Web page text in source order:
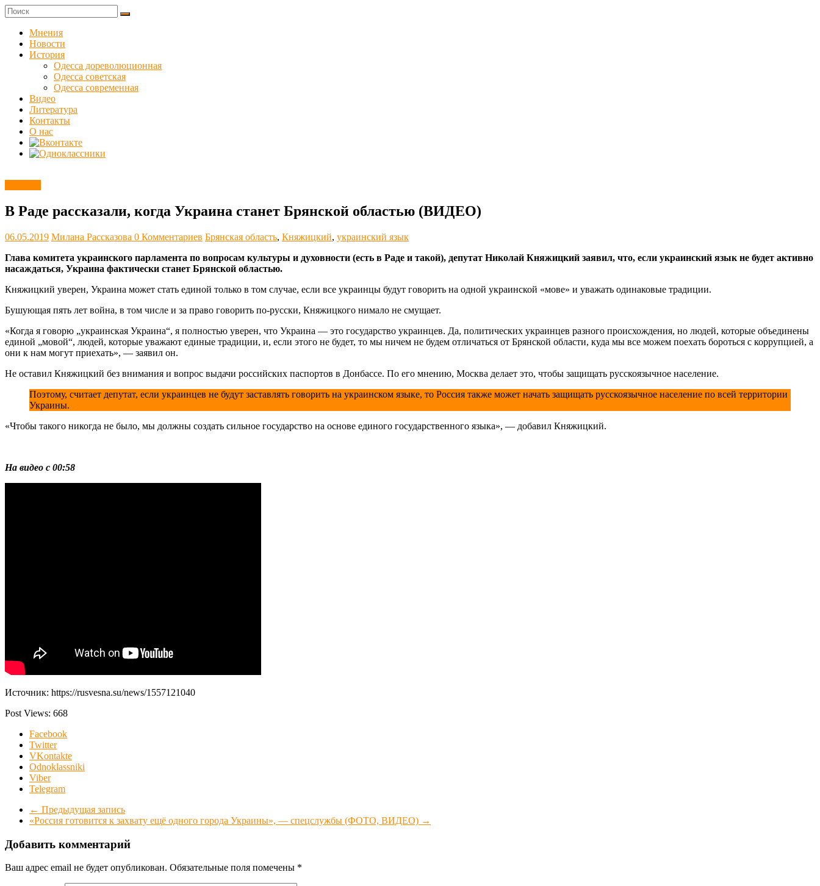
Skip
to
content
Куликовец
Сайт
одесского
сопротивления
Мнения
Новости
История
Одесса дореволюционная
Одесса советская
Одесса современная
Видео
Литература
Контакты
О нас
В Раде рассказали, когда Украина станет Брянской областью (ВИДЕО)
06.05.2019 Милана Рассказова 0 Комментариев Брянская область, Княжицкий, украинский язык
Глава комитета украинского парламента по вопросам культуры и духовности (есть в Раде и такой), депутат Николай Княжицкий заявил, что, если украинский язык не будет активно
насаждаться, Украина фактически станет Брянской областью.
Княжицкий уверен, Украина может стать единой только в том случае, если все украинцы будут говорить на одной украинской «мове» и уважать одинаковые традиции.
Бушующая пять лет война, в том числе и за право говорить по-русски, Княжицкого нимало не смущает.
«Когда я говорю „украинская Украина“, я полностью уверен, что Украина — это государство украинцев. Да, политических украинцев разного происхождения, но людей, которые объединены
единой „мовой“, людей, которые уважают единые традиции, и, если этого не будет, то мы ничем не будем отличаться от Брянской области, куда мы все можем поехать бороться с коррупцией, а
они к нам могут приехать», — заявил он.
Не оставил Княжицкий без внимания и вопрос выдачи российских паспортов в Донбассе. По его мнению, Москва делает это, чтобы защищать русскоязычное население.
Поэтому, считает депутат, если украинцев не будут заставлять говорить на украинском языке, то Россия также может начать защищать русскоязычное население по всей территории
Украины.
«Чтобы такого никогда не было, мы должны создать сильное государство на основе единого государственного языка», — добавил Княжицкий.
На видео с 00:58
Источник: https://rusvesna.su/news/1557121040
Post Views: 668
Facebook
Twitter
VKontakte
Odnoklassniki
Viber
Telegram
← Предыдущая запись
«Россия готовится к захвату ещё одного города Украины», — спецслужбы (ФОТО, ВИДЕО) →
Добавить комментарий
Ваш адрес email не будет опубликован. Обязательные поля помечены *